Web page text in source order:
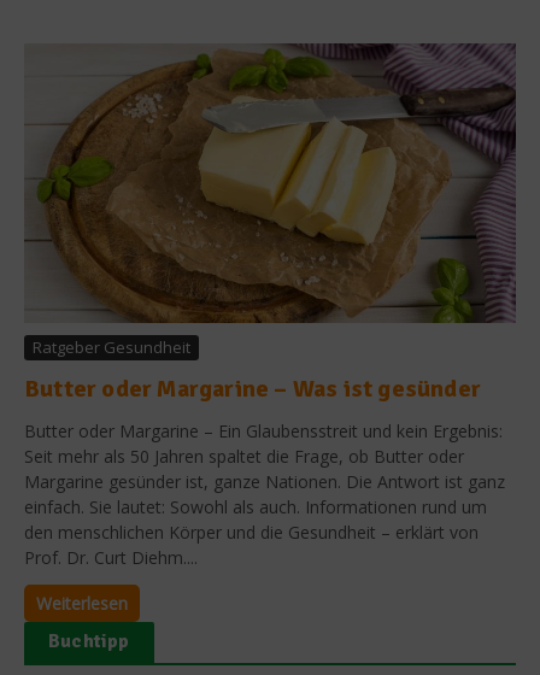
Ratgeber Gesundheit
Butter oder Margarine – Was ist gesünder
Butter oder Margarine – Ein Glaubensstreit und kein Ergebnis:
Seit mehr als 50 Jahren spaltet die Frage, ob Butter oder
Margarine gesünder ist, ganze Nationen. Die Antwort ist ganz
einfach. Sie lautet: Sowohl als auch. Informationen rund um
den menschlichen Körper und die Gesundheit – erklärt von
Prof. Dr. Curt Diehm....
Weiterlesen
Buchtipp